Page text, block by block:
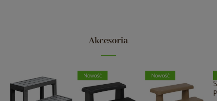
Akcesoria
Nowość Nowość